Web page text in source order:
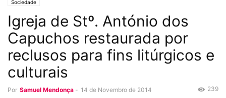
Sociedade
Igreja de Stº. António dos
Capuchos restaurada por
reclusos para fins litúrgicos e
culturais
Por Samuel Mendonça - 14 de Novembro de 2014 239